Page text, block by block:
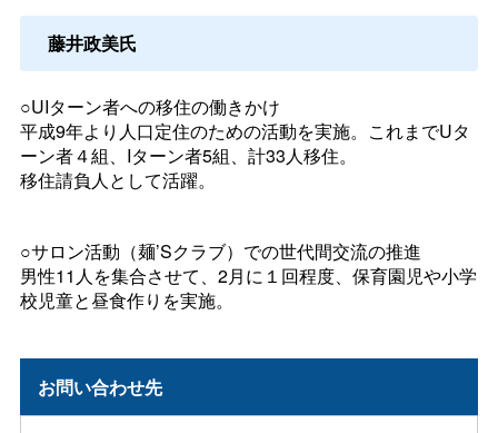
藤井政美氏
○UIターン者への移住の働きかけ
平成9年より人口定住のための活動を実施。これまでUタ
ーン者４組、Iターン者5組、計33人移住。
移住請負人として活躍。
○サロン活動（麺’Sクラブ）での世代間交流の推進
男性11人を集合させて、2月に１回程度、保育園児や小学
校児童と昼食作りを実施。
お問い合わせ先